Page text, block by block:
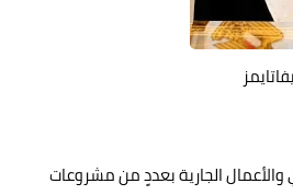
الجارية بعددٍ من مشروعات